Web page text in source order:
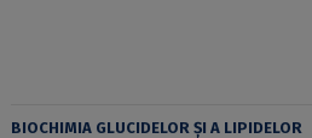
BIOCHIMIA GLUCIDELOR ȘI A LIPIDELOR